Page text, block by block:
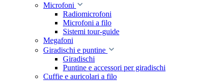
Microfoni
Radiomicrofoni
Microfoni a filo
Sistemi tour-guide
Megafoni
Giradischi e puntine
Giradischi
Puntine e accessori per giradischi
Cuffie e auricolari a filo